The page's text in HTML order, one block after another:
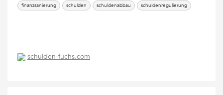
finanzsanierung schulden schuldenabbau schuldenregulierung
schulden-fuchs.com